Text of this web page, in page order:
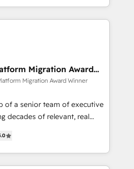
over 500 businesses to
partners worldwide -In-house
in HubSpot.
processes, we
transformation and minimize
we provide expertise to
we are fully
and with an experienced
reputable companies in
SaaS and
prepare a customized
the value and
with a focus on ROI and
partnership. Together, we
Migration Award
Migration Award Winner
of a senior team of executive
decades of relevant, real
partner in HubSpot's
Their team brings over a
to the table, along with deep